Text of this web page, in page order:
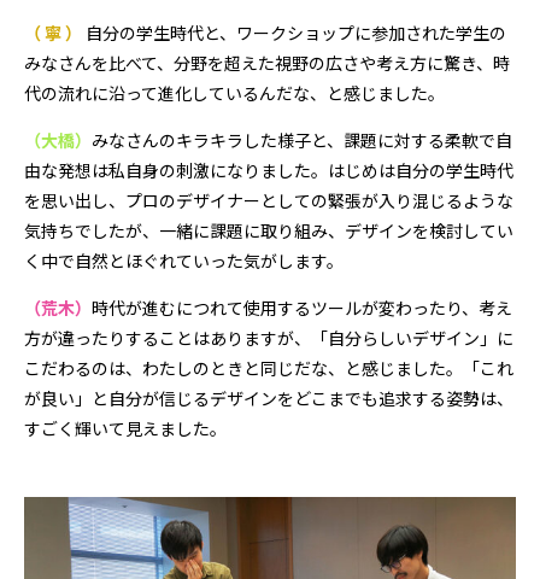
（ 寧 ）
自分の学生時代と、ワークショップに参加された学生の
みなさんを比べて、分野を超えた視野の広さや考え方に驚き、時
代の流れに沿って進化しているんだな、と感じました。
（大橋） みなさんのキラキラした様子と、課題に対する柔軟で自
由な発想は私自身の刺激になりました。はじめは自分の学生時代
を思い出し、プロのデザイナーとしての緊張が入り混じるような
気持ちでしたが、一緒に課題に取り組み、デザインを検討してい
く中で自然とほぐれていった気がします。
（荒木） 時代が進むにつれて使用するツールが変わったり、考え
方が違ったりすることはありますが、「自分らしいデザイン」に
こだわるのは、わたしのときと同じだな、と感じました。「これ
が良い」と自分が信じるデザインをどこまでも追求する姿勢は、
すごく輝いて見えました。